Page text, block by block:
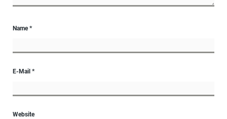
Name*
E-Mail *
Website